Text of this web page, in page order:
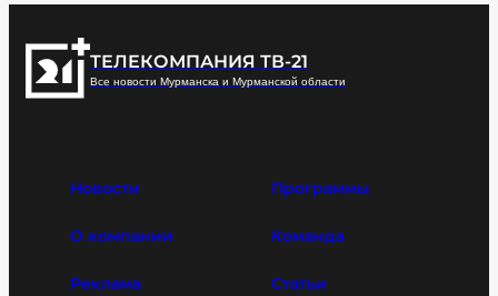
ТЕЛЕКОМПАНИЯ ТВ-21
Все новости Мурманска и Мурманской области
Новости Программы
О компании Команда
Реклама Статьи